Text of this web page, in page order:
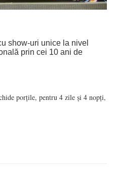
show-uri unice la nivel
prin cei 10 ani de
porțile, pentru 4 zile și 4 nopți,